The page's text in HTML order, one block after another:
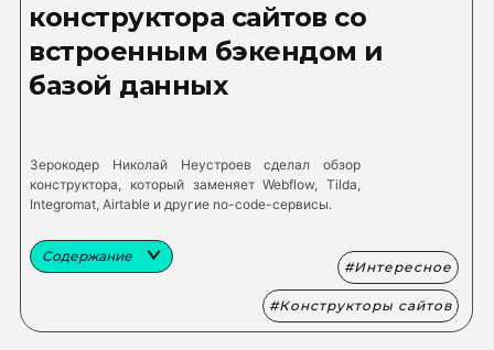
конструктора сайтов со
встроенным бэкендом и
базой данных
Зерокодер Николай Неустроев сделал обзор
конструктора, который заменяет Webflow, Tilda,
Integromat, Airtable и другие no-code-сервисы.
Содержание
Интересное
Конструкторы сайтов